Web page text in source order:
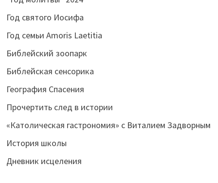
Год святого Иосифа
Год семьи Amoris Laetitia
Библейский зоопарк
Библейская сенсорика
География Спасения
Прочертить след в истории
«Католическая гастрономия» с Виталием Задворным
История школы
Дневник исцеления